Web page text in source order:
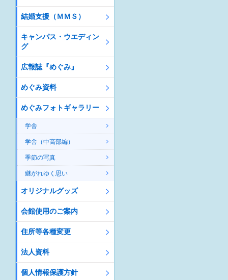
結婚支援（ＭＭＳ）
キャンパス・ウエディン
グ
広報誌『めぐみ』
めぐみ資料
めぐみフォトギャラリー
学舎
学舎（中高部編）
季節の写真
継がれゆく思い
オリジナルグッズ
会館使用のご案内
住所等各種変更
法人資料
個人情報保護方針